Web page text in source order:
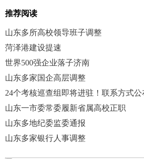
推荐阅读
山东多所高校领导班子调整
菏泽港建设提速
世界500强企业落子济南
山东多家国企高层调整
24个考核巡查组即将进驻！联系方式公
山东一市委常委履新省属高校正职
山东多地纪委监委通报
山东多家银行人事调整